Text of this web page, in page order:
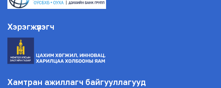
Хэрэгжүүлэгч
Хамтран ажиллагч байгууллагууд